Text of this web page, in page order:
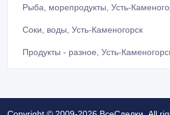
Рыба, морепродукты, Усть-
Соки, воды, Усть-Каменогорск
Продукты - разное, Усть-